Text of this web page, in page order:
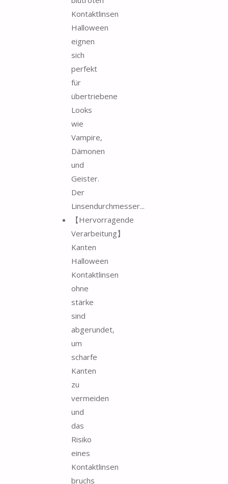
Kontaktlinsen
Halloween
eignen
sich
perfekt
für
übertriebene
Looks
wie
Vampire,
Dämonen
und
Geister.
Der
Linsendurchmesser...
【Hervorragende
Verarbeitung】
Kanten
Halloween
Kontaktlinsen
ohne
stärke
sind
abgerundet,
um
scharfe
Kanten
zu
vermeiden
und
das
Risiko
eines
Kontaktlinsen
bruchs